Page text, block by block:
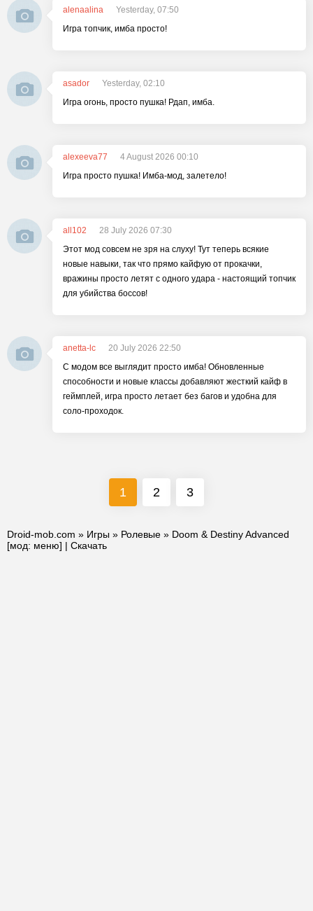
alenaalina
Yesterday, 07:50
Игра топчик, имба просто!
asador
Yesterday, 02:10
Игра огонь, просто пушка! Рдап, имба.
alexeeva77
4 August 2026 00:10
Игра просто пушка! Имба-мод, залетело!
all102
28 July 2026 07:30
Этот мод совсем не зря на слуху! Тут теперь всякие
новые навыки, так что прямо кайфую от прокачки,
вражины просто летят с одного удара - настоящий топчик
для убийства боссов!
anetta-lc
20 July 2026 22:50
С модом все выглядит просто имба! Обновленные
способности и новые классы добавляют жесткий кайф в
геймплей, игра просто летает без багов и удобна для
соло-проходок.
1 2 3
Droid-mob.com » Игры » Ролевые » Doom & Destiny Advanced
[мод: меню] | Скачать